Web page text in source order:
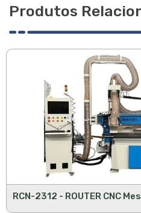
Produtos
RCN-2312 - ROUTER CNC